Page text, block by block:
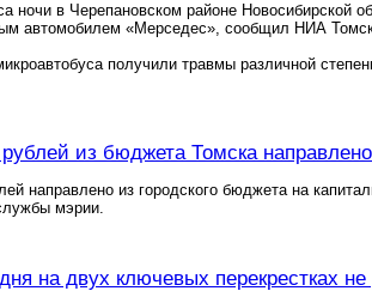
ночи в Черепановском районе Новосибирской
автомобилем «Мерседес», сообщил НИА
получили травмы различной
из бюджета Томска
направлено из городского бюджета на
мэрии.
на двух ключевых перекрестках